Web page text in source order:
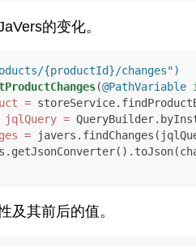
的变化。
{productId}/changes")
(@PathVariable
=
jqlQuery =
=
及其前后的值。